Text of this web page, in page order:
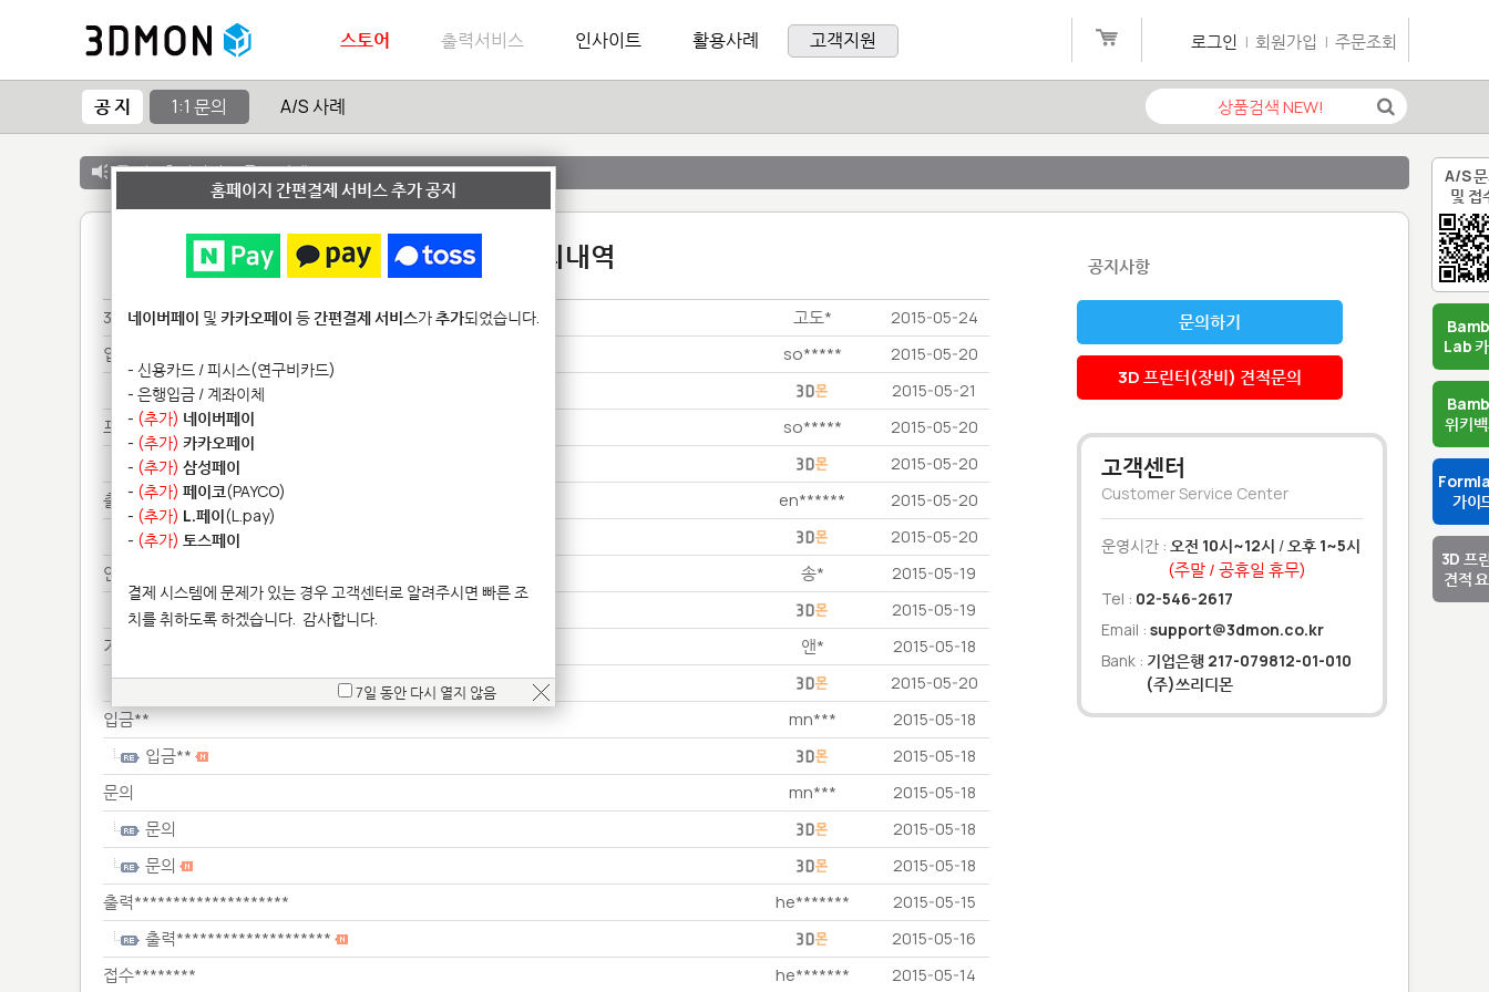
A/S
및 접
Lab
위키
가이
3D 프
견적
스토어 출력서비스 인사이트 활용사례 고객지원 로그인 | 회원가입 | 주문조회
공 지 1:1 문의 A/S 사례
공 지 :출력서비스 종료 안내
1:1 문의내역
3D************* 고도* 2015-05-24
업로* so***** 2015-05-20
업로* 2015-05-21
프링**** so***** 2015-05-20
프링**** 2015-05-20
출력** en****** 2015-05-20
출력** 2015-05-20
안녕********************* 송* 2015-05-19
안녕********************* 2015-05-19
기존************************* 앤* 2015-05-18
기존************************* 2015-05-20
입금** mn*** 2015-05-18
입금** 2015-05-18
문의 mn*** 2015-05-18
문의 2015-05-18
문의 2015-05-18
출력******************** he******* 2015-05-15
출력******************** 2015-05-16
접수******** he******* 2015-05-14
공지사항
문의하기
3D 프린터(장비) 견적문의
고객센터
Customer Service Center
운영시간 : 오전 10시~12시 /오후 1~5시
(주말 / 공휴일 휴무)
Tel : 02-546-2617
Email : support@3dmon.co.kr
Bank : 기업은행 217-079812-01-010
(주)쓰리디몬
홈페이지 간편결제 서비스 추가 공지
네이버페이 및 카카오페이 등간편결제 서비스가추가되었습니다.
- 신용카드 / 피시스(연구비카드)
- 은행입금 / 계좌이체
- (추가) 네이버페이
- (추가) 카카오페이
- (추가) 삼성페이
- (추가) 페이코(PAYCO)
- (추가) L.페이(L.pay)
- (추가) 토스페이
결제 시스템에 문제가 있는 경우 고객센터로 알려주시면 빠른 조
치를 취하도록 하겠습니다. 감사합니다.
7일 동안 다시 열지 않음